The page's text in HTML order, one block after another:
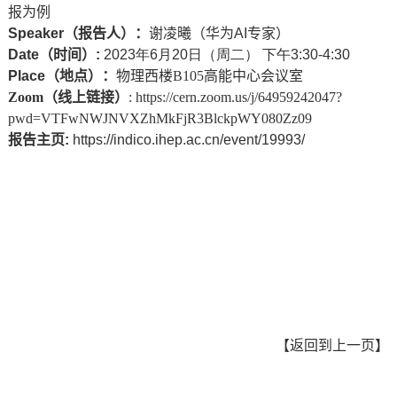
报为例
Speaker（报告人） ： 谢凌曦（华为AI专家）
Date（时间） : 2023年6月20日（周二） 下午3:30-4:30
Place（地点）： 物理西楼B105高能中心会议室
Zoom（线上链接） : https://cern.zoom.us/j/64959242047?
pwd=VTFwNWJNVXZhMkFjR3BlckpWY080Zz09
报告主页: https://indico.ihep.ac.cn/event/19993/
【返回到上一页 】